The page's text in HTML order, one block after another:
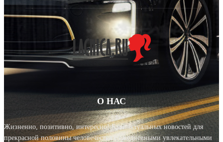
О НАС
Жизненно, позитивно, интересно! Блог актуальных новостей для
прекрасной половины человечества с ежедневными увлекательными